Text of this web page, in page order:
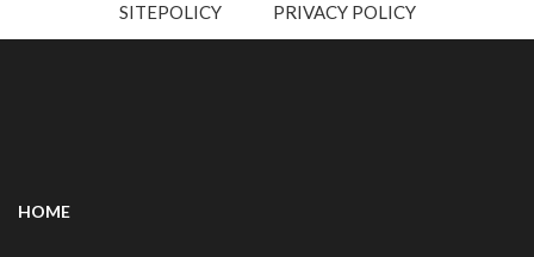
SITEPOLICY PRIVACY POLICY
HOME